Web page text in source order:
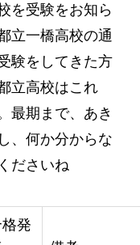
を受験をお知ら
立一橋高校の通
験をしてきた方
立高校はこれ
最期まで、あき
、何か分からな
ださいね
発